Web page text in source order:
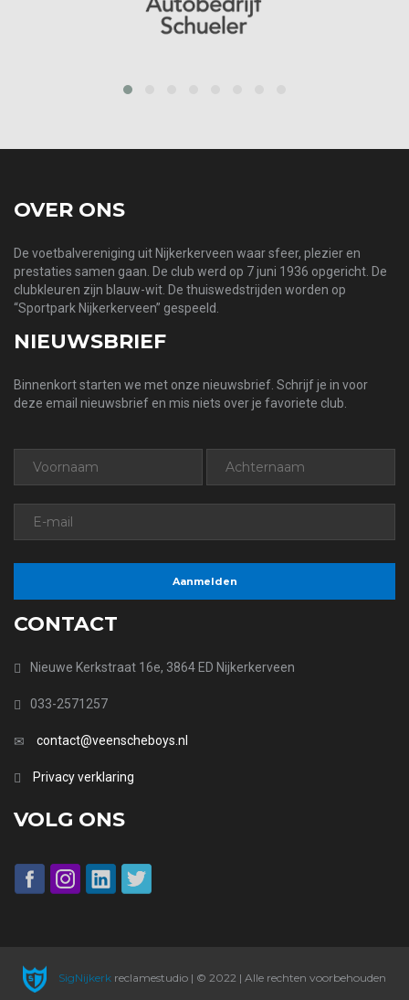
OVER ONS
De voetbalvereniging uit Nijkerkerveen waar sfeer, plezier en
prestaties samen gaan. De club werd op 7 juni 1936 opgericht. De
clubkleuren zijn blauw-wit. De thuiswedstrijden worden op
“Sportpark Nijkerkerveen” gespeeld.
NIEUWSBRIEF
Binnenkort starten we met onze nieuwsbrief. Schrijf je in voor
deze email nieuwsbrief en mis niets over je favoriete club.
CONTACT
Nieuwe Kerkstraat 16e, 3864 ED Nijkerkerveen
033-2571257
contact@veenscheboys.nl
Privacy verklaring
VOLG ONS
SigNijkerkreclamestudio | © 2022 | Alle rechten voorbehouden